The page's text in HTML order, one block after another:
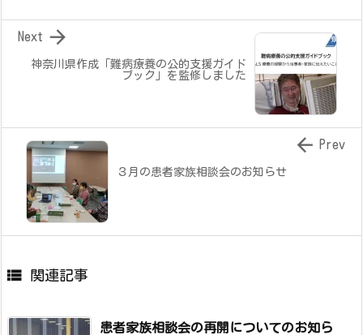
神奈川県作成「難病療養の公的支援ガイド
ブック」を監修しました

Next
３月の患者家族相談会のお知らせ
 Prev
 関連記事
患者家族相談会の再開についてのお知ら